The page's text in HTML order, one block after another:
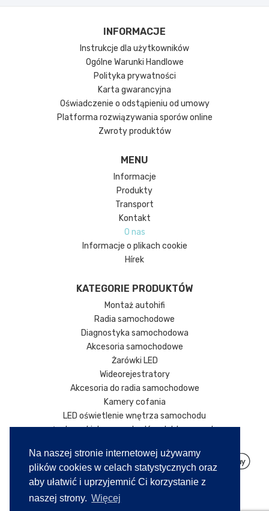
Na naszej stronie internetowej używamy
plików cookies w celach statystycznych oraz
aby ułatwić i uprzyjemnić Ci korzystanie z
naszej strony. Więcej
INFORMACJE
Instrukcje dla użytkowników
Ogólne Warunki Handlowe
Polityka prywatności
Karta gwarancyjna
Oświadczenie o odstąpieniu od umowy
Platforma rozwiązywania sporów online
Zwroty produktów
MENU
Informacje
Produkty
Transport
Kontakt
O nas
Informacje o plikach cookie
Hírek
KATEGORIE PRODUKTÓW
Montaż autohifi
Radia samochodowe
Diagnostyka samochodowa
Akcesoria samochodowe
Żarówki LED
Wideorejestratory
Akcesoria do radia samochodowe
Kamery cofania
LED oświetlenie wnętrza samochodu
Ładowarki do samochodów elektrycznych